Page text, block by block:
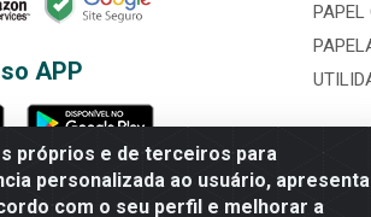
próprios e de terceiros para
personalizada ao usuário,
com o seu perfil e melhorar a
APP
PAPEL
Rede Brasil - Avenida Universitária, nº 3860,